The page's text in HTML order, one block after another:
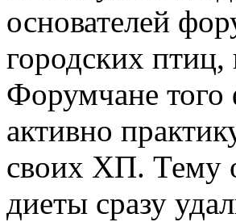
основателей
городских
Форумчане
активно
своих ХП. Тему
диеты сразу